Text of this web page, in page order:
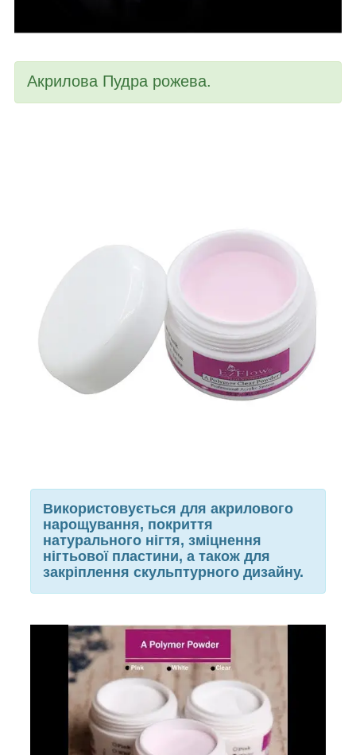
Акрилова Пудра рожева.
Використовується для акрилового
нарощування, покриття
натурального нігтя, зміцнення
нігтьової пластини, а також для
закріплення скульптурного дизайну.